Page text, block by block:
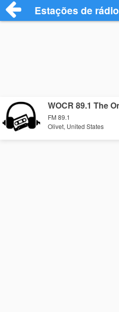
Estações de
WOCR 89.1 The
FM 89.1
Olivet, United States